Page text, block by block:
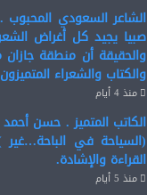
الشاعر السعودي
صبيا يجيد كل أغراض
والحقيقة أن منطقة جازان
والكتاب والشعراء
منذ 4 أيام
الكاتب المتميز . حسن أحمد
(السياحة في
القراءة والإشادة.
منذ 5 أيام